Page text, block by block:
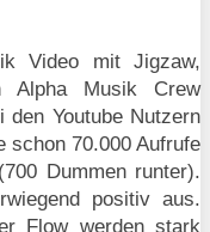
Video mit Jigzaw,
Alpha Musik Crew
Youtube Nutzern
schon 70.000 Aufrufe
Dummen runter).
positiv aus.
Flow werden stark